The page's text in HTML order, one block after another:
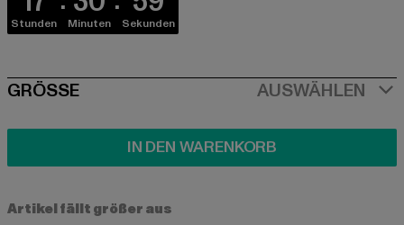
Stunden Minuten Sekunden
SIZE
GRÖSSE AUSWÄHLEN
IN DEN WARENKORB
Artikel fällt größer aus